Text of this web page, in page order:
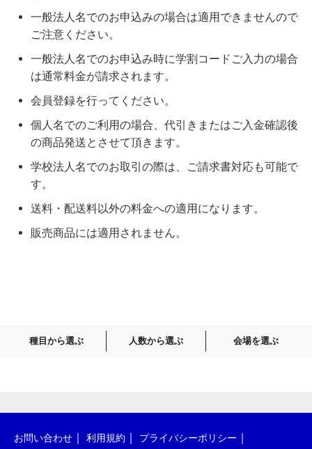
一般法人名でのお申込みの場合は適用できませんので
ご注意ください。
一般法人名でのお申込み時に学割コードご入力の場合
は通常料金が請求されます。
会員登録を行ってください。
個人名でのご利用の場合、代引きまたはご入金確認後
の商品発送とさせて頂きます。
学校法人名でのお取引の際は、ご請求書対応も可能で
す。
送料・配送料以外の料金への適用になります。
販売商品には適用されません。
種目から選ぶ 人数から選ぶ 会場を選ぶ
お問い合わせ ｜ 利用規約 ｜ プライバシーポリシー ｜